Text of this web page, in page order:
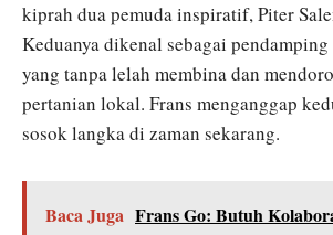
kiprah dua pemuda inspiratif, Piter
Keduanya dikenal sebagai
yang tanpa lelah membina dan
pertanian lokal. Frans menganggap
sosok langka di zaman sekarang.
Baca Juga Frans Go: Butuh